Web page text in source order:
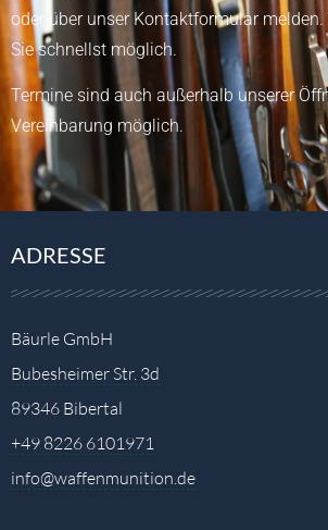
oder über unser Kontaktformularmelden.
Sie schnellst möglich.
Termine sind auch außerhalb unserer
Vereinbarung möglich.
ADRESSE
Bäurle GmbH
Bubesheimer Str. 3d
89346 Bibertal
+49 8226 6101971
info@waffenmunition.de